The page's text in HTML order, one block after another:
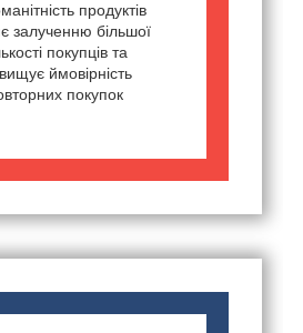
продуктів
залученню більшої
покупців та
ймовірність
покупок